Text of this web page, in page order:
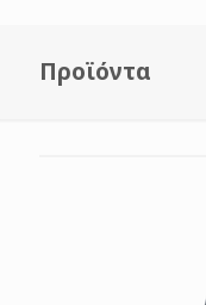
Προϊόντα